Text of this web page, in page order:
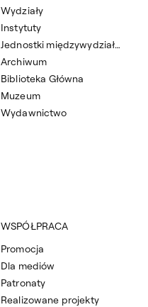
Wydziały
Instytuty
Jednostki międzywydziałowe
Archiwum
Biblioteka Główna
Muzeum
Wydawnictwo
WSPÓŁPRACA
Promocja
Dla mediów
Patronaty
Realizowane projekty